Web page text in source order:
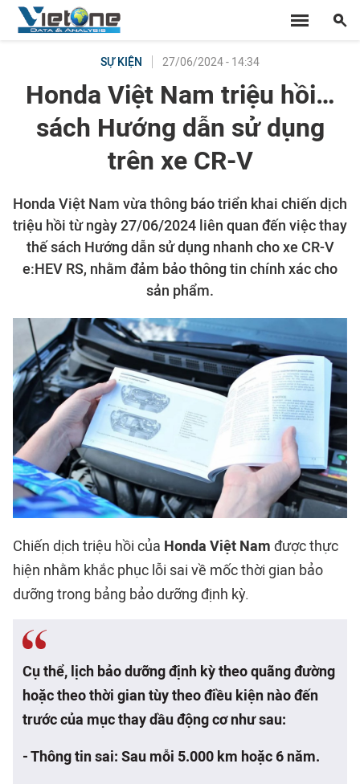
SỰ KIỆN 27/06/2024 - 14:34
Honda Việt Nam triệu hồi…
sách Hướng dẫn sử dụng
trên xe CR-V
Honda Việt Nam vừa thông báo triển khai chiến dịch
triệu hồi từ ngày 27/06/2024 liên quan đến việc thay
thế sách Hướng dẫn sử dụng nhanh cho xe CR-V
e:HEV RS, nhằm đảm bảo thông tin chính xác cho
sản phẩm.
Chiến dịch triệu hồi của Honda Việt Nam được thực
hiện nhằm khắc phục lỗi sai về mốc thời gian bảo
dưỡng trong bảng bảo dưỡng định kỳ.
Cụ thể, lịch bảo dưỡng định kỳ theo quãng đường
hoặc theo thời gian tùy theo điều kiện nào đến
trước của mục thay dầu động cơ như sau:
- Thông tin sai: Sau mỗi 5.000 km hoặc6 năm.